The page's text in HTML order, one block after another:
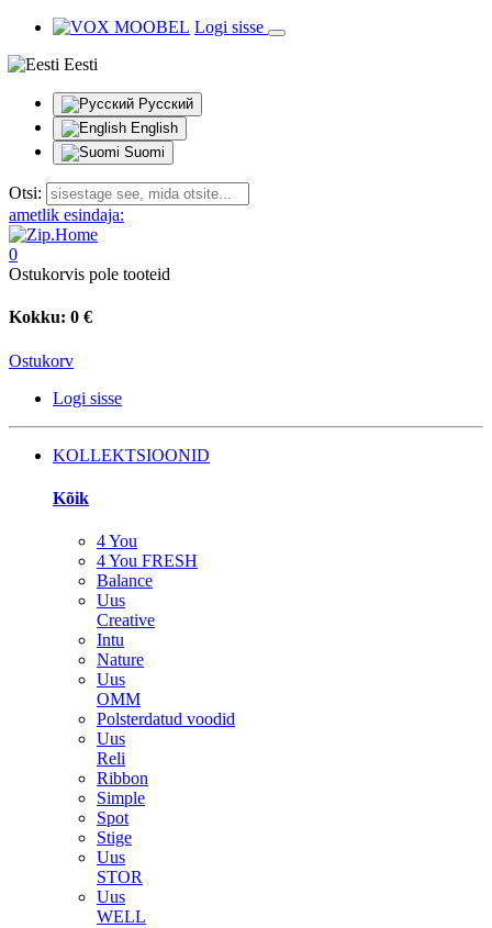
Logi sisse
Eesti
Русский
English
Suomi
Otsi:
ametlik esindaja:
0
Ostukorvis pole tooteid
Kokku: 0 €
Ostukorv
Logi sisse
KOLLEKTSIOONID
Kõik
4 You
4 You FRESH
Balance
Uus
Creative
Intu
Nature
Uus
OMM
Polsterdatud voodid
Uus
Reli
Ribbon
Simple
Spot
Stige
Uus
STOR
Uus
WELL